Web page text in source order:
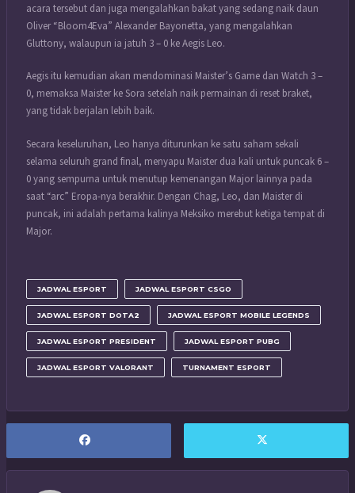
acara tersebut dan juga mengalahkan bakat yang sedang naik daun
Oliver “Bloom4Eva” Alexander Bayonetta, yang mengalahkan
Gluttony, walaupun ia jatuh 3 – 0 ke Aegis Leo.
Aegis itu kemudian akan mendominasi Maister’s Game dan Watch 3 –
0, memaksa Maister ke Sora setelah naik permainan di reset braket,
yang tidak berjalan lebih baik.
Secara keseluruhan, Leo hanya diturunkan ke satu saham sekali
selama seluruh grand final, menyapu Maister dua kali untuk puncak 6 –
0 yang sempurna untuk menutup kemenangan Major lainnya pada
saat “arc” Eropa-nya berakhir. Dengan Chag, Leo, dan Maister di
puncak, ini adalah pertama kalinya Meksiko merebut ketiga tempat di
Major.
JADWAL ESPORT JADWAL ESPORT CSGO
JADWAL ESPORT DOTA2 JADWAL ESPORT MOBILE LEGENDS
JADWAL ESPORT PRESIDENT JADWAL ESPORT PUBG
JADWAL ESPORT VALORANT TURNAMENT ESPORT